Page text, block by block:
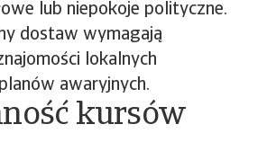
lub niepokoje polityczne.
dostaw wymagają
lokalnych
awaryjnych.
kursów